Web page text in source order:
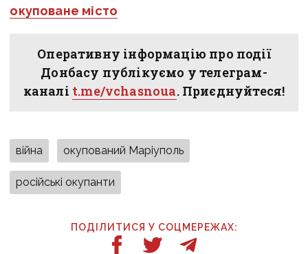
окуповане місто
Оперативну інформацію про події
Донбасу публікуємо у телеграм-
каналі t.me/vchasnoua. Приєднуйтеся!
війна окупований Маріуполь
російські окупанти
ПОДІЛИТИСЯ У СОЦМЕРЕЖАХ: